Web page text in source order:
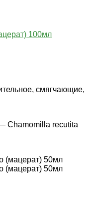
100мл
смягчающие,
Chamomilla recutita